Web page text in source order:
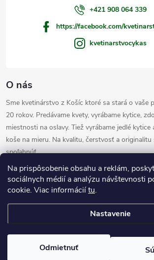
Na prispôsobenie obsahu a reklám,
sociálnych médií a analýzu návštevnosti
cookie. Viac informáciítu.
Nastavenie
Odmietnuť
O nás
Sme kvetinárstvo z Košíc ktoré sa stará o vaše
20 rokov. Predávame kvety, vyrábame kytice,
miestnosti na oslavy. Tiež vyrábame jedlé kytice
koše na mieru. Na kvalitu, čerstvosť a originalitu
spoľahnúť.
Informácie pre vás
Užitočné odkazy
+421 908 064 339
https://facebook.com/
kvetinarstvocykas
nastavenie cookies